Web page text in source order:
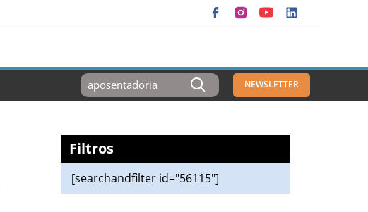
Resultados
Para:
NEWSLETTER
Filtros
[searchandfilter id="56115"]